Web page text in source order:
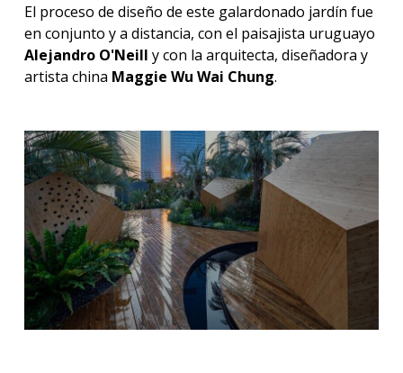
El proceso de diseño de este galardonado jardín fue
en conjunto y a distancia, con el paisajista uruguayo
Alejandro O'Neill y con la arquitecta, diseñadora y
artista china Maggie Wu Wai Chung.